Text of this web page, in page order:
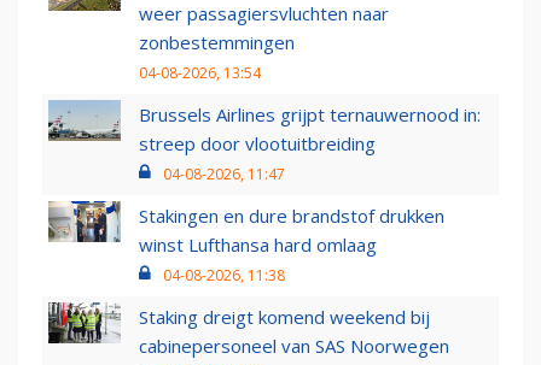
weer passagiersvluchten naar
zonbestemmingen
04-08-2026, 13:54
Brussels Airlines grijpt ternauwernood in:
streep door vlootuitbreiding
04-08-2026, 11:47
Stakingen en dure brandstof drukken
winst Lufthansa hard omlaag
04-08-2026, 11:38
Staking dreigt komend weekend bij
cabinepersoneel van SAS Noorwegen